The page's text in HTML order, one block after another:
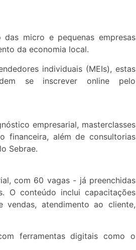
micro e pequenas empresas
da economia local.
individuais (MEIs), estas
se inscrever online pelo
empresarial, masterclasses
financeira, além de consultorias
Sebrae.
com 60 vagas - já preenchidas
O conteúdo inclui capacitações
atendimento ao cliente,
ferramentas digitais como o